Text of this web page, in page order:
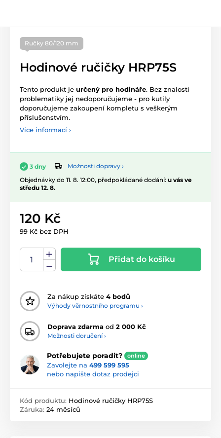
Ručky 80/120 mm
Hodinové ručičky HRP75S
Tento produkt je určený pro hodináře. Bez znalosti
problematiky jej nedoporučujeme - pro kutily
doporučujeme zakoupení kompletu s veškerým
příslušenstvím.
Více informací ›
3 dny
Možnosti dopravy ›
Objednávky do 11. 8. 12:00, předpokládané dodání: u vás ve
středu 12. 8.
120 Kč
99 Kč bez DPH
Přidat do košíku
Za nákup získáte 4 bodů
Výhody věrnostního programu ›
Doprava zdarma od 2 000 Kč
Možnosti doručení ›
Potřebujete poradit? online
Zavolejte na 499 599 595
nebo napište dotaz prodejci
Kód produktu: Hodinové ručičky HRP75S
Záruka: 24 měsíců